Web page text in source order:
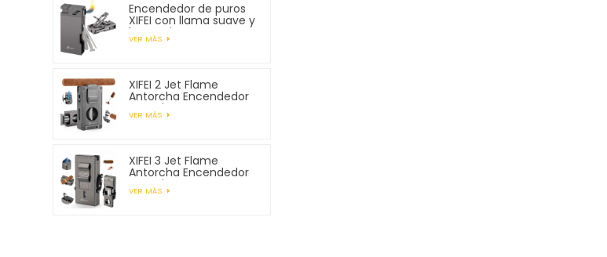
Encendedor de puros
XIFEI con llama suave y
herramientas para
pipa
VER MÁS
XIFEI 2 Jet Flame
Antorcha Encendedor
con Cigar Vcutter
Punch Stand Draw
VER MÁS
XIFEI 3 Jet Flame
Antorcha Encendedor
con Cigar Vcutter
Punch Stand Draw
VER MÁS